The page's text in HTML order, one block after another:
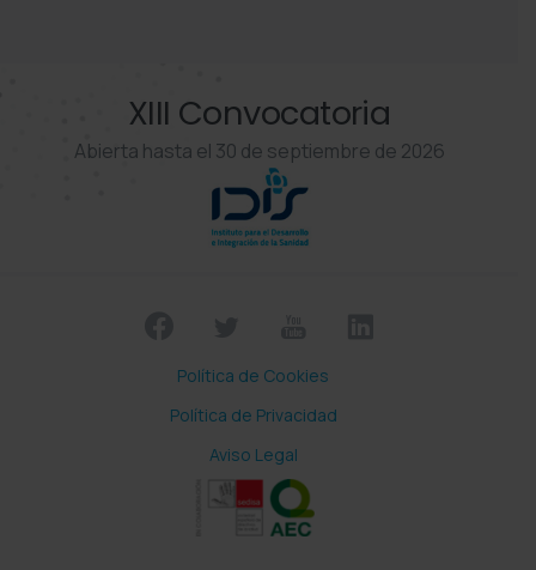
XIII Convocatoria
Abierta hasta el 30 de septiembre de 2026
Política de Cookies
Política de Privacidad
Aviso Legal